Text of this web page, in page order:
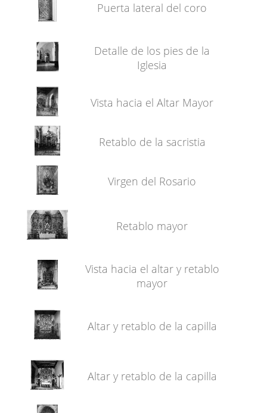
Puerta lateral del coro
Detalle de los pies de la
Iglesia
Vista hacia el Altar Mayor
Retablo de la sacristia
Virgen del Rosario
Retablo mayor
Vista hacia el altar y retablo
mayor
Altar y retablo de la capilla
Altar y retablo de la capilla